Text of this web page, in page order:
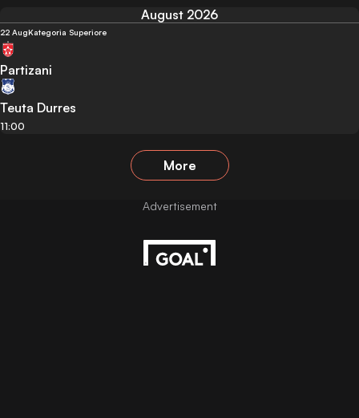
August 2026
22 AugKategoria Superiore
Partizani
Teuta Durres
11:00
More